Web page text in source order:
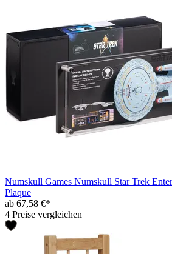
Numskull Games Numskull Star Trek
Plaque
ab 67,58 €*
4 Preise vergleichen